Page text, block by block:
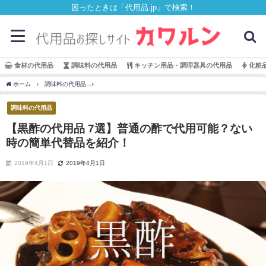
困ったときは「代用品.jp」で検索！
食材の代用品 調味料の代用品 キッチン用品・調理器具の代用品 化粧
ホーム 調味料の代用品
調味料の代用品
【黒酢の代用品 7選】普通の酢で代用可能？ない
時の簡単代替品を紹介！
2019年4月1日 2019年4月1日